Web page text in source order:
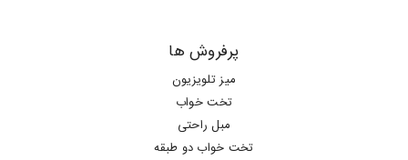
پرفروش ها
میز تلویزیون
تخت خواب
مبل راحتی
تخت خواب دو طبقه